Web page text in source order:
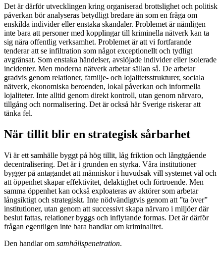
Det är därför utvecklingen kring organiserad brottslighet och politisk
påverkan bör analyseras betydligt bredare än som en fråga om
enskilda individer eller enstaka skandaler. Problemet är nämligen
inte bara att personer med kopplingar till kriminella nätverk kan ta
sig nära offentlig verksamhet. Problemet är att vi fortfarande
tenderar att se infiltration som något exceptionellt och tydligt
avgränsat. Som enstaka händelser, avslöjade individer eller isolerade
incidenter. Men moderna nätverk arbetar sällan så. De arbetar
gradvis genom relationer, familje- och lojalitetsstrukturer, sociala
nätverk, ekonomiska beroenden, lokal påverkan och informella
lojaliteter. Inte alltid genom direkt kontroll, utan genom närvaro,
tillgång och normalisering. Det är också här Sverige riskerar att
tänka fel.
När tillit blir en strategisk sårbarhet
Vi är ett samhälle byggt på hög tillit, låg friktion och långtgående
decentralisering. Det är i grunden en styrka. Våra institutioner
bygger på antagandet att människor i huvudsak vill systemet väl och
att öppenhet skapar effektivitet, delaktighet och förtroende. Men
samma öppenhet kan också exploateras av aktörer som arbetar
långsiktigt och strategiskt. Inte nödvändigtvis genom att ”ta över”
institutioner, utan genom att successivt skapa närvaro i miljöer där
beslut fattas, relationer byggs och inflytande formas. Det är därför
frågan egentligen inte bara handlar om kriminalitet.
Den handlar om samhällspenetration.